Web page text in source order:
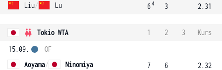
Liu/ Lu
64
3
2.31
Tokio WTA 1 2 3
Kurs
15.09.
Aoyama/
Ninomiya
OF
7
6
2.32